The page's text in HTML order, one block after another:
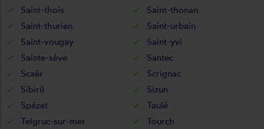
Saint-thois
Saint-thonan
Saint-thurien
Saint-urbain
Saint-vougay
Saint-yvi
Sainte-sève
Santec
Scaër
Scrignac
Sibiril
Sizun
Spézet
Taulé
Telgruc-sur-mer
Tourch